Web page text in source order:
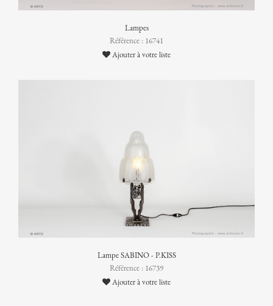
Lampes
Référence : 16741
Ajouter à votre liste
Lampe SABINO - P.KISS
Référence : 16739
Ajouter à votre liste